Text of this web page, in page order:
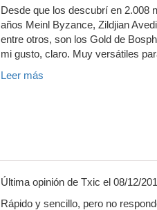
Desde que los descubrí en 2.008
años Meinl Byzance, Zildjian
entre otros, son los Gold de
mi gusto, claro. Muy versátiles
Leer más
Última opinión de Txic el 08/12/
Rápido y sencillo, pero no